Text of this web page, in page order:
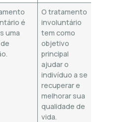
é
uma
O tratamento
involuntário
tem como
objetivo
principal
ajudar o
indivíduo a se
recuperar e
melhorar sua
qualidade de
vida.